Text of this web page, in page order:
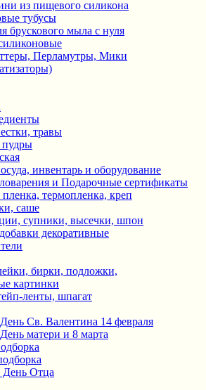
из пищевого силикона
тубусы
брускового мыла с нуля
Перламутры, Мики
травы
пудры
инвентарь и оборудование
и Подарочные сертификаты
термопленка, креп
саше
супники, высечки, шпон
декоративные
бирки, подложки,
картинки
ленты, шпагат
Св. Валентина 14 февраля
матери и 8 марта
День Отца